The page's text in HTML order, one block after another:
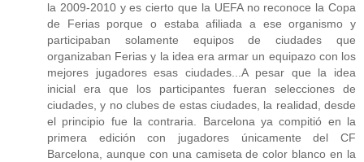
la 2009-2010 y es cierto que la UEFA no reconoce la Copa
de Ferias porque o estaba afiliada a ese organismo y
participaban solamente equipos de ciudades que
organizaban Ferias y la idea era armar un equipazo con los
mejores jugadores esas ciudades...A pesar que la idea
inicial era que los participantes fueran selecciones de
ciudades, y no clubes de estas ciudades, la realidad, desde
el principio fue la contraria. Barcelona ya compitió en la
primera edición con jugadores únicamente del CF
Barcelona, aunque con una camiseta de color blanco en la